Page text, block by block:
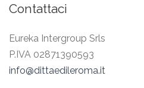
Contattaci
Eureka Intergroup Srls
P.IVA 02871390593
info@dittaedileroma.it